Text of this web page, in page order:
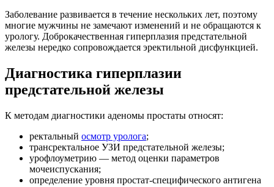
Заболевание развивается в течение нескольких лет, поэтому
многие мужчины не замечают изменений и не обращаются к
урологу. Доброкачественная гиперплазия предстательной
железы нередко сопровождается эректильной дисфункцией.
Диагностика гиперплазии
предстательной железы
К методам диагностики аденомы простаты относят:
ректальный осмотр уролога;
трансректальное УЗИ предстательной железы;
урофлоуметрию — метод оценки параметров
мочеиспускания;
определение уровня простат-специфического антигена